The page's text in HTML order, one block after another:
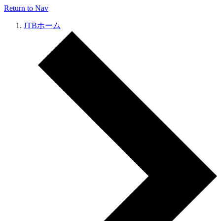
Return to Nav
JTBホーム